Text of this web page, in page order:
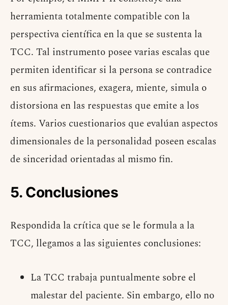
herramienta totalmente compatible con la
perspectiva científica en la que se sustenta la
TCC. Tal instrumento posee varias escalas que
permiten identificar si la persona se contradice
en sus afirmaciones, exagera, miente, simula o
distorsiona en las respuestas que emite a los
ítems. Varios cuestionarios que evalúan aspectos
dimensionales de la personalidad poseen escalas
de sinceridad orientadas al mismo fin.
5. Conclusiones
Respondida la crítica que se le formula a la
TCC, llegamos a las siguientes conclusiones:
La TCC trabaja puntualmente sobre el
malestar del paciente. Sin embargo, ello no